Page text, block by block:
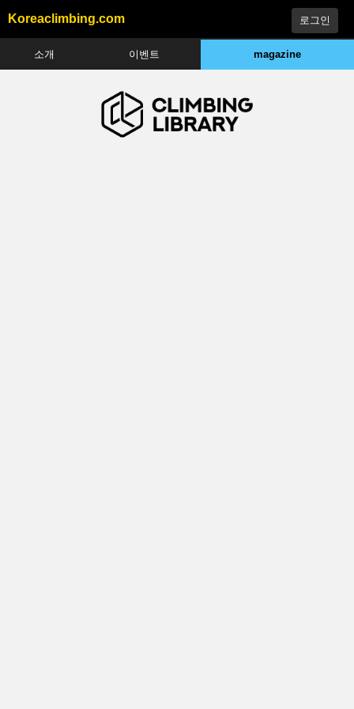
Koreaclimbing.com
소개 이벤트 magazine